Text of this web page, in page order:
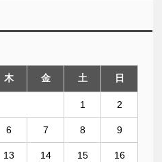
木 金 土 日
1 2
6 7 8 9
13 14 15 16